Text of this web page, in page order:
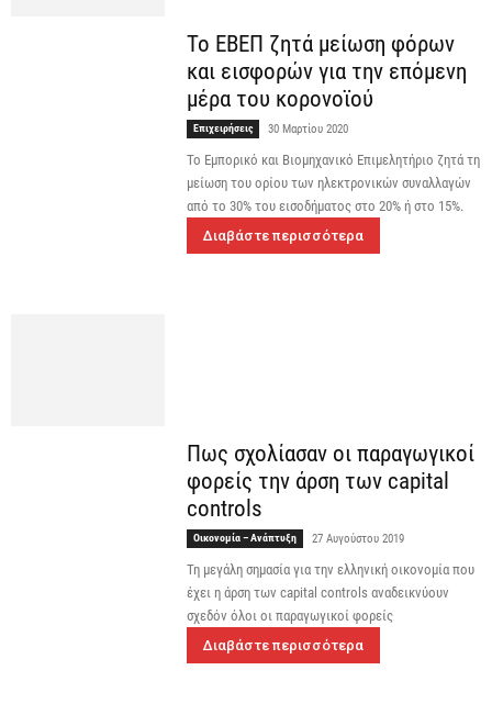
Το ΕΒΕΠ ζητά μείωση φόρων
και εισφορών για την επόμενη
μέρα του κορονοϊού
Επιχειρήσεις 30 Μαρτίου 2020
Το Εμπορικό και Βιομηχανικό Επιμελητήριο ζητά τη
μείωση του ορίου των ηλεκτρονικών συναλλαγών
από το 30% του εισοδήματος στο 20% ή στο 15%.
Διαβάστε περισσότερα
Πως σχολίασαν οι παραγωγικοί
φορείς την άρση των capital
controls
Οικονομία – Ανάπτυξη 27 Αυγούστου 2019
Τη μεγάλη σημασία για την ελληνική οικονομία που
έχει η άρση των capital controls αναδεικνύουν
σχεδόν όλοι οι παραγωγικοί φορείς
Διαβάστε περισσότερα